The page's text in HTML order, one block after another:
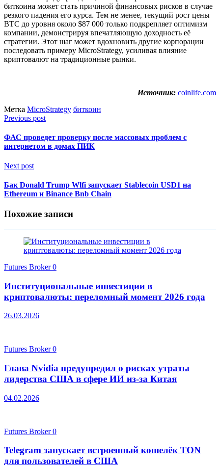
биткоина может стать причиной финансовых рисков в случае
резкого падения его курса. Тем не менее, текущий рост цены
BTC до уровня около $87 000 только подкрепляет оптимизм
компании, демонстрируя впечатляющую доходность её
стратегии. Этот шаг может вдохновить другие корпорации
последовать примеру MicroStrategy, усиливая влияние
криптовалют на традиционные рынки.
Источник: coinlife.com
Метка MicroStrategy биткоин
Previous post
ФАС проведет проверку после массовых проблем с
интернетом в домах ПИК
Next post
Бак Donald Trump Wlfi запускает Stablecoin USD1 на
Ethereum и Binance Bnb Chain
Похожие записи
Futures Broker0
Институциональные инвестиции в
криптовалюты: переломный момент 2026 года
26.03.2026
Futures Broker0
Глава Nvidia предупредил о рисках утраты
лидерства США в сфере ИИ из-за Китая
04.02.2026
Futures Broker0
Telegram запускает встроенный кошелёк TON
для пользователей в США